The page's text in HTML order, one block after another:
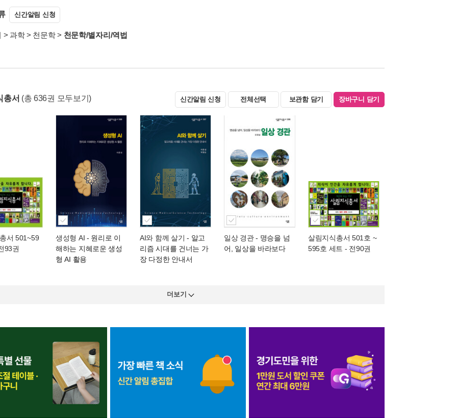
신간알림 신청
> 과학> 천문학> 천문학/별자리/역법
총서 (총 636권 모두보기) 신간알림 신청 전체선택 보관함 담기 장바구니 담기
서 501~59
93권
생성형 AI - 원리로 이
해하는 지혜로운 생성
형 AI 활용
AI와 함께 살기 - 알고
리즘 시대를 건너는 가
장 다정한 안내서
일상 경관- 명승을 넘
어, 일상을 바라보다
살림지식총서 501호 ~
595호 세트 - 전90권
더보기